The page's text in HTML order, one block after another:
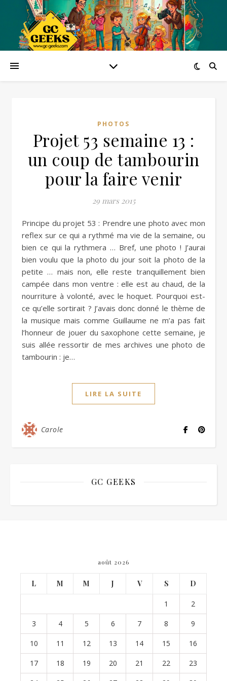
PHOTOS
Projet 53 semaine 13 :
un coup de tambourin
pour la faire venir
29 mars 2015
Principe du projet 53 : Prendre une photo avec mon
reflex sur ce qui a rythmé ma vie de la semaine, ou
bien ce qui la rythmera … Bref, une photo ! J’aurai
bien voulu que la photo du jour soit la photo de la
petite … mais non, elle reste tranquillement bien
campée dans mon ventre : elle est au chaud, de la
nourriture à volonté, avec le hoquet. Pourquoi est-
ce qu’elle sortirait ? J’avais donc donné le thème de
la musique mais comme Guillaume ne m’a pas fait
l’honneur de jouer du saxophone cette semaine, je
suis allée ressortir de mes archives une photo de
tambourin : je…
LIRE LA SUITE
Carole
GC GEEKS
août 2026
L M M J V S D
1 2
3 4 5 6 7 8 9
10 11 12 13 14 15 16
17 18 19 20 21 22 23